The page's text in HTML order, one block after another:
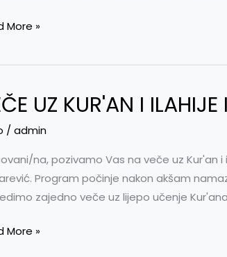
More »
UZ KUR'AN I ILAHIJE
/admin
na, pozivamo Vas na veče uz Kur'an
Program počinje nakon akšam
zajedno veče uz lijepo učenje
More »